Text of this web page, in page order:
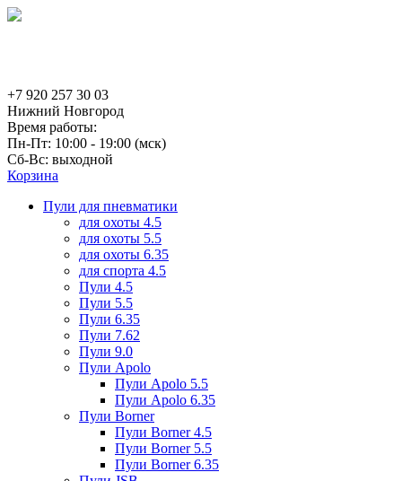
+7 920 257 30 03
Нижний Новгород
Время работы:
Пн-Пт: 10:00 - 19:00 (мск)
Сб-Вс: выходной
Корзина
Пули для пневматики
для охоты 4.5
для охоты 5.5
для охоты 6.35
для спорта 4.5
Пули 4.5
Пули 5.5
Пули 6.35
Пули 7.62
Пули 9.0
Пули Apolo
Пули Apolo 5.5
Пули Apolo 6.35
Пули Borner
Пули Borner 4.5
Пули Borner 5.5
Пули Borner 6.35